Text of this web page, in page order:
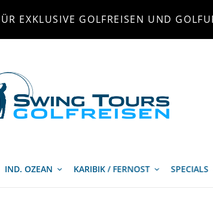
EXKLUSIVE GOLFREISEN UND
IND. OZEAN KARIBIK / FERNOST SPECIALS